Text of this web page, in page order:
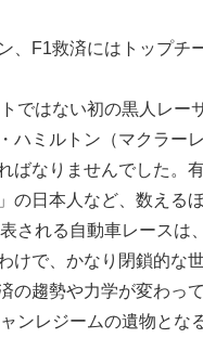
、F1救済にはトップチ
ではない初の黒人レー
ハミルトン（マクラー
ばなりませんでした。
の日本人など、数える
される自動車レースは
けで、かなり閉鎖的な
の趨勢や力学が変わっ
ンレジームの遺物とな